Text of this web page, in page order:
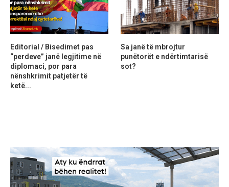
Editorial / Bisedimet pas
“perdeve” janë legjitime në
diplomaci, por para
nënshkrimit patjetër të
ketë...
Sa janë të mbrojtur
punëtorët e ndërtimtarisë
sot?